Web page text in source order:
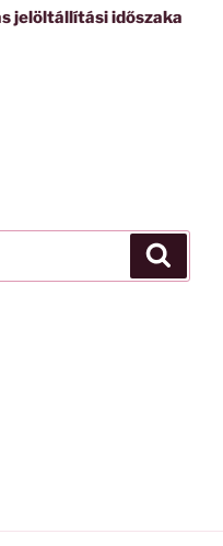
jelöltállítási időszaka